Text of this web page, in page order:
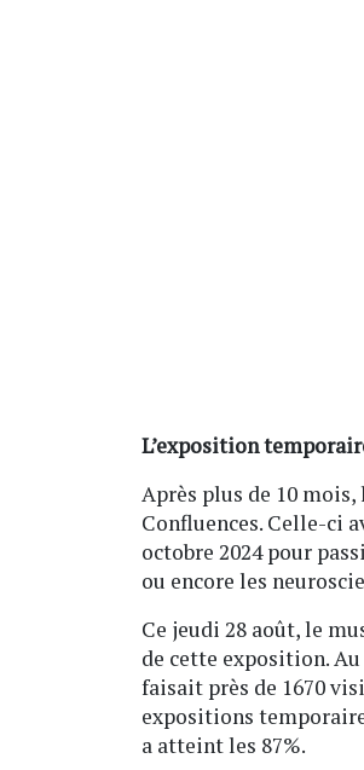
L’exposition
Après plus de 10 mois,
Confluences. Celle-ci
octobre 2024 pour
ou encore les
Ce jeudi 28 août, le
de cette exposition. Au
faisait près de 1670
expositions
a atteint les 87%.